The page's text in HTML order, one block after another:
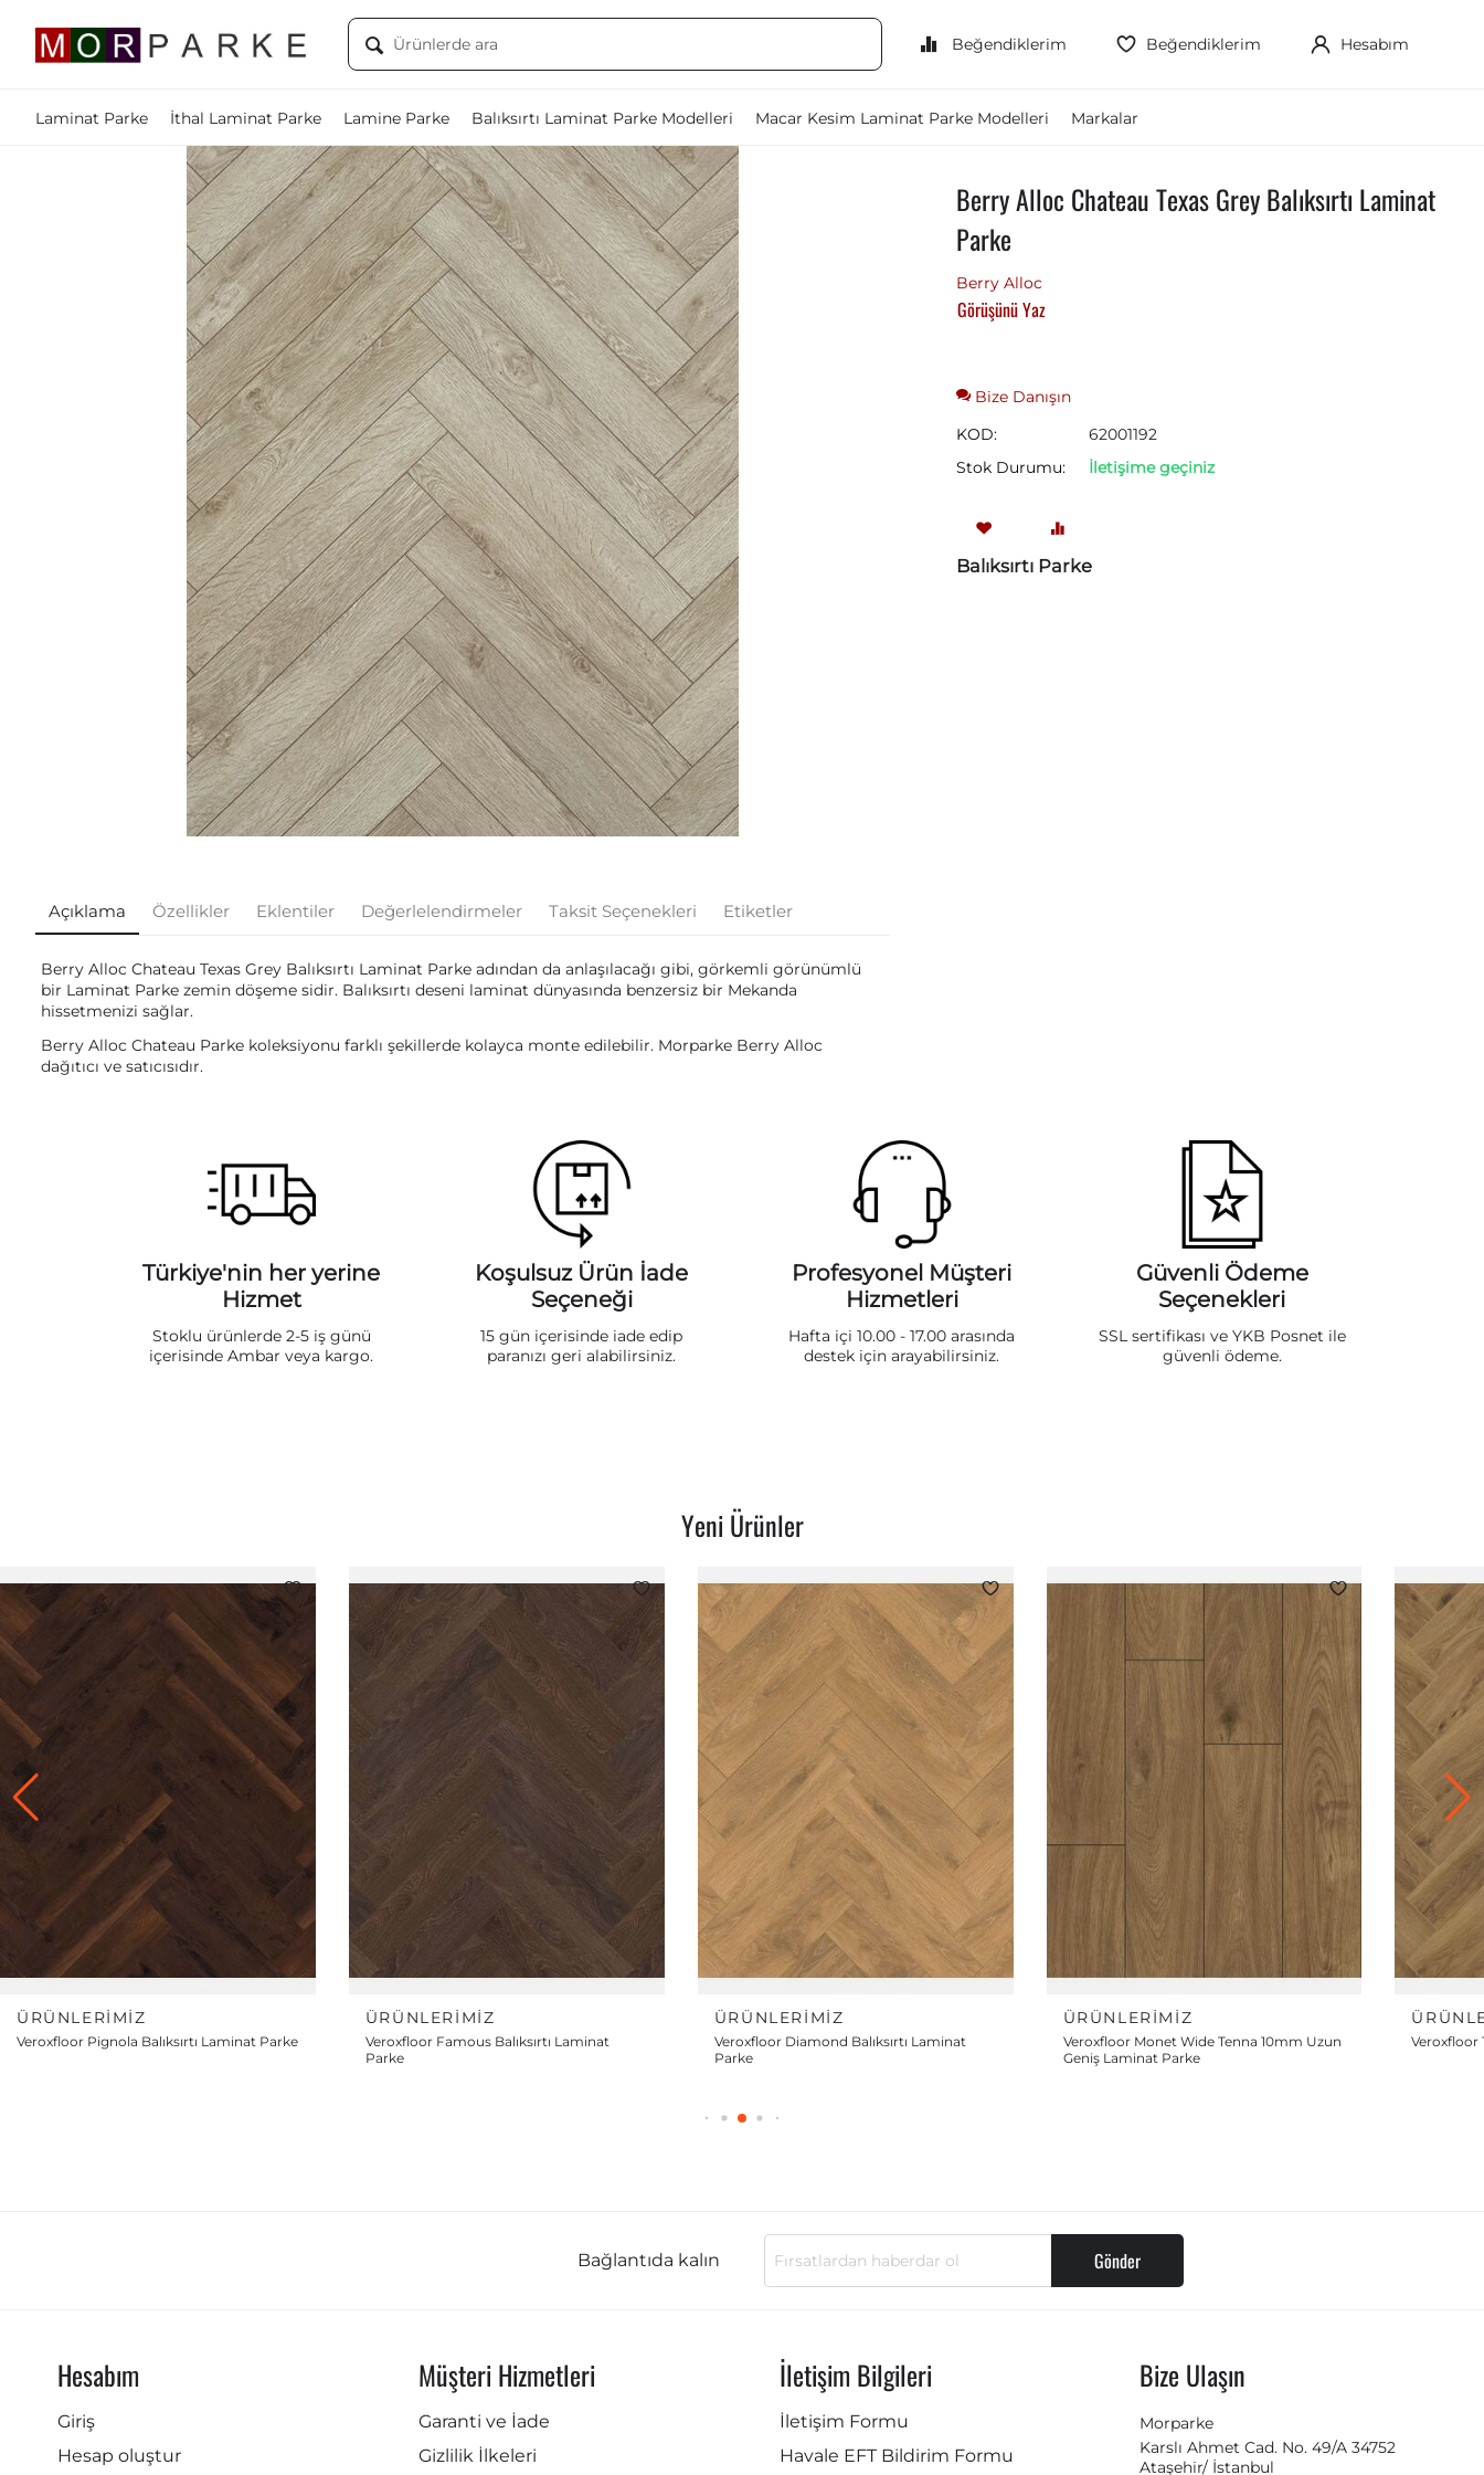
Beğendiklerim Beğendiklerim Hesabım
Laminat Parke İthal Laminat Parke Lamine Parke Balıksırtı Laminat Parke Modelleri Macar Kesim Laminat Parke Modelleri Markalar
Açıklama Özellikler Eklentiler Değerlelendirmeler Taksit Seçenekleri Etiketler
Berry Alloc Chateau Texas Grey Balıksırtı Laminat Parke adından da anlaşılacağı gibi, görkemli görünümlü
bir Laminat Parke zemin döşeme sidir. Balıksırtı deseni laminat dünyasında benzersiz bir Mekanda
hissetmenizi sağlar.
Berry Alloc Chateau Parke koleksiyonu farklı şekillerde kolayca monte edilebilir. Morparke Berry Alloc
dağıtıcı ve satıcısıdır.
Berry Alloc Chateau Texas Grey Balıksırtı Laminat
Parke
Berry Alloc
Görüşünü Yaz
Bize Danışın
KOD:
62001192
Stok Durumu:
İletişime geçiniz
Balıksırtı Parke
Türkiye'nin her yerine
Hizmet
Stoklu ürünlerde 2-5 iş günü
içerisinde Ambar veya kargo.
Koşulsuz Ürün İade
Seçeneği
15 gün içerisinde iade edip
paranızı geri alabilirsiniz.
Profesyonel Müşteri
Hizmetleri
Hafta içi 10.00 - 17.00 arasında
destek için arayabilirsiniz.
Güvenli Ödeme
Seçenekleri
SSL sertifikası ve YKB Posnet ile
güvenli ödeme.
Yeni Ürünler
ÜRÜNLERIMIZ
Veroxfloor Pignola Balıksırtı Laminat Parke
ÜRÜNLERIMIZ
Veroxfloor Famous Balıksırtı Laminat
Parke
ÜRÜNLERIMIZ
Veroxfloor Diamond Balıksırtı Laminat
Parke
ÜRÜNLERIMIZ
Veroxfloor Monet Wide Tenna 10mm Uzun
Geniş Laminat Parke
Veroxfloor
Bağlantıda kalın Gönder
Hesabım
Giriş
Hesap oluştur
Müşteri Hizmetleri
Garanti ve İade
Gizlilik İlkeleri
İletişim Bilgileri
İletişim Formu
Havale EFT Bildirim Formu
Bize Ulaşın
Morparke
Karslı Ahmet Cad. No. 49/A 34752
Ataşehir/ İstanbul